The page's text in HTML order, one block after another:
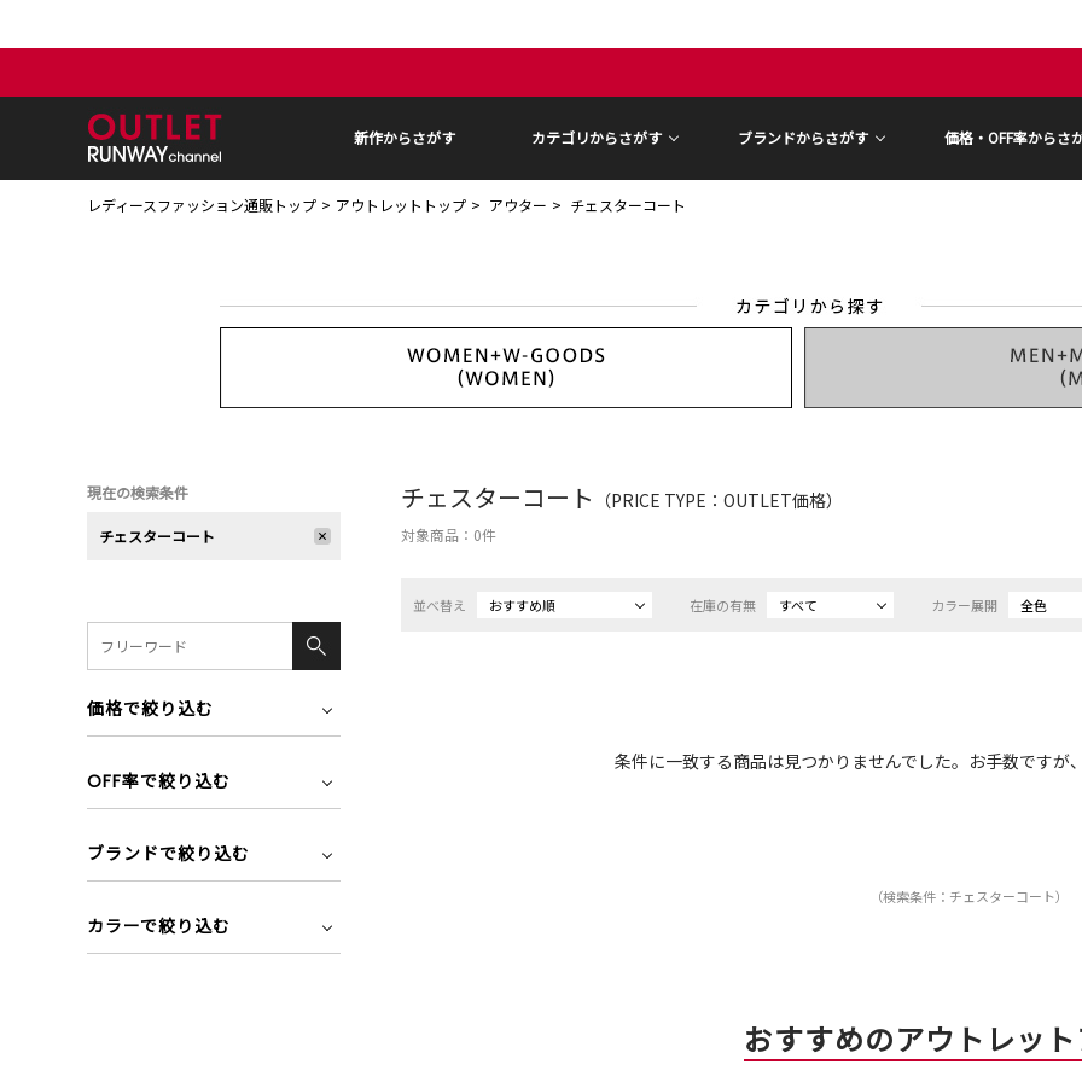
新作からさがす カテゴリからさがす ブランドからさがす 価格・OFF率からさ
レディースファッション通販トップ アウトレットトップ アウター チェスターコート
チェスターコート （PRICE TYPE：OUTLET価格）
対象商品： 0件
並べ替え おすすめ順 在庫の有無 すべて カラー展開 全色
条件に一致する商品は見つかりませんでした。お手数ですが
（検索条件：チェスターコート）
おすすめのアウトレッ
現在の検索条件
チェスターコート
価格で絞り込む
OFF率で絞り込む
ブランドで絞り込む
カラーで絞り込む